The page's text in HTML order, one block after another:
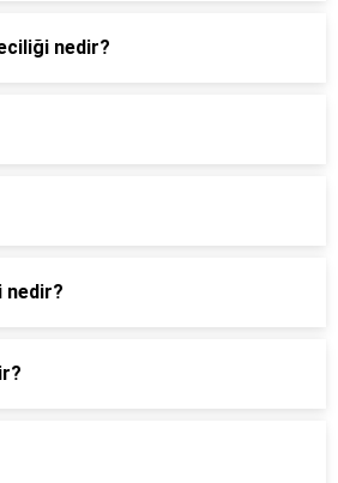
nedir?
nedir?